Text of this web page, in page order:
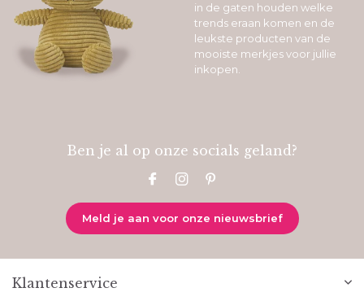
in de gaten houden welke
trends eraan komen en de
leukste producten van de
mooiste merkjes voor jullie
inkopen.
Ben je al op onze socials geland?
Meld je aan voor onze nieuwsbrief
Klantenservice